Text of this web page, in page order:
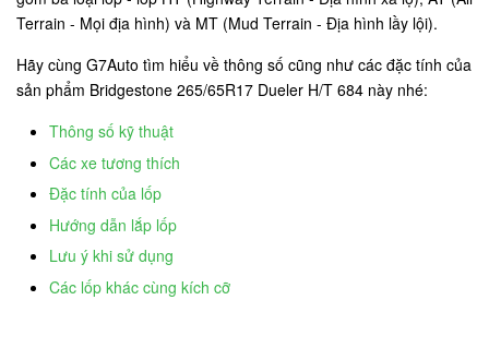
Terrain - Mọi địa hình) và MT (Mud Terrain - Địa hình lầy lội).
Hãy cùng G7Auto tìm hiểu về thông số cũng như các đặc tính của
sản phẩm Bridgestone 265/65R17 Dueler H/T 684 này nhé:
Thông số kỹ thuật
Các xe tương thích
Đặc tính của lốp
Hướng dẫn lắp lốp
Lưu ý khi sử dụng
Các lốp khác cùng kích cỡ